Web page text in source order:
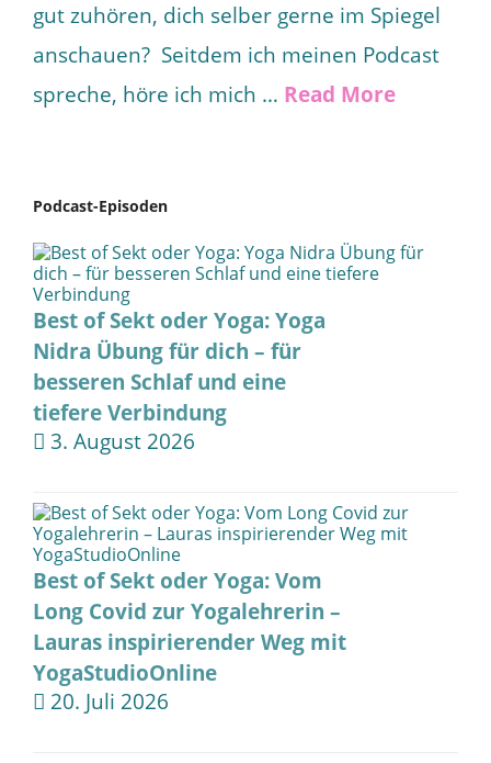
gut zuhören, dich selber gerne im Spiegel
anschauen? Seitdem ich meinen Podcast
spreche, höre ich mich … Read More
Podcast-Episoden
Best of Sekt oder Yoga: Yoga
Nidra Übung für dich – für
besseren Schlaf und eine
tiefere Verbindung
3. August 2026
Best of Sekt oder Yoga: Vom
Long Covid zur Yogalehrerin –
Lauras inspirierender Weg mit
YogaStudioOnline
20. Juli 2026